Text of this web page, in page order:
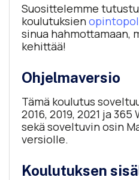
Suosittelemme
koulutuksien
sinua hahmottamaan,
kehittää!
Ohjelmaversio
Tämä koulutus
2016, 2019, 2021 ja
sekä soveltuvin osin
versiolle.
Koulutuksen